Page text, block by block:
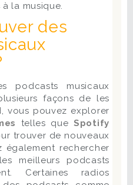
la musique.
des
podcasts musicaux
façons de les
vous pouvez explorer
telles queSpotify
trouver de nouveaux
également rechercher
meilleurs podcasts
Certaines radios